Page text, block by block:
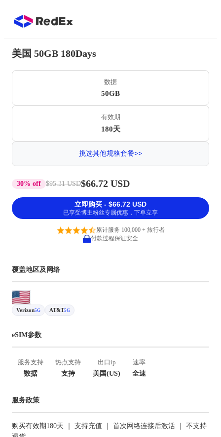
美国 50GB 180Days
数据
50GB
有效期
180天
挑选其他规格套餐>>
30% off $95.31 USD$66.72 USD
立即购买 - $66.72 USD
已享受博主粉丝专属优惠，下单立享
累计服务 100,000 + 旅行者
付款过程保证安全
覆盖地区及网络
Verizon5G AT&T5G
eSIM参数
服务支持
数据
热点支持
支持
出口ip
美国(US)
速率
全速
服务政策
购买有效期180天 ｜ 支持充值 ｜ 首次网络连接后激活 ｜ 不支持